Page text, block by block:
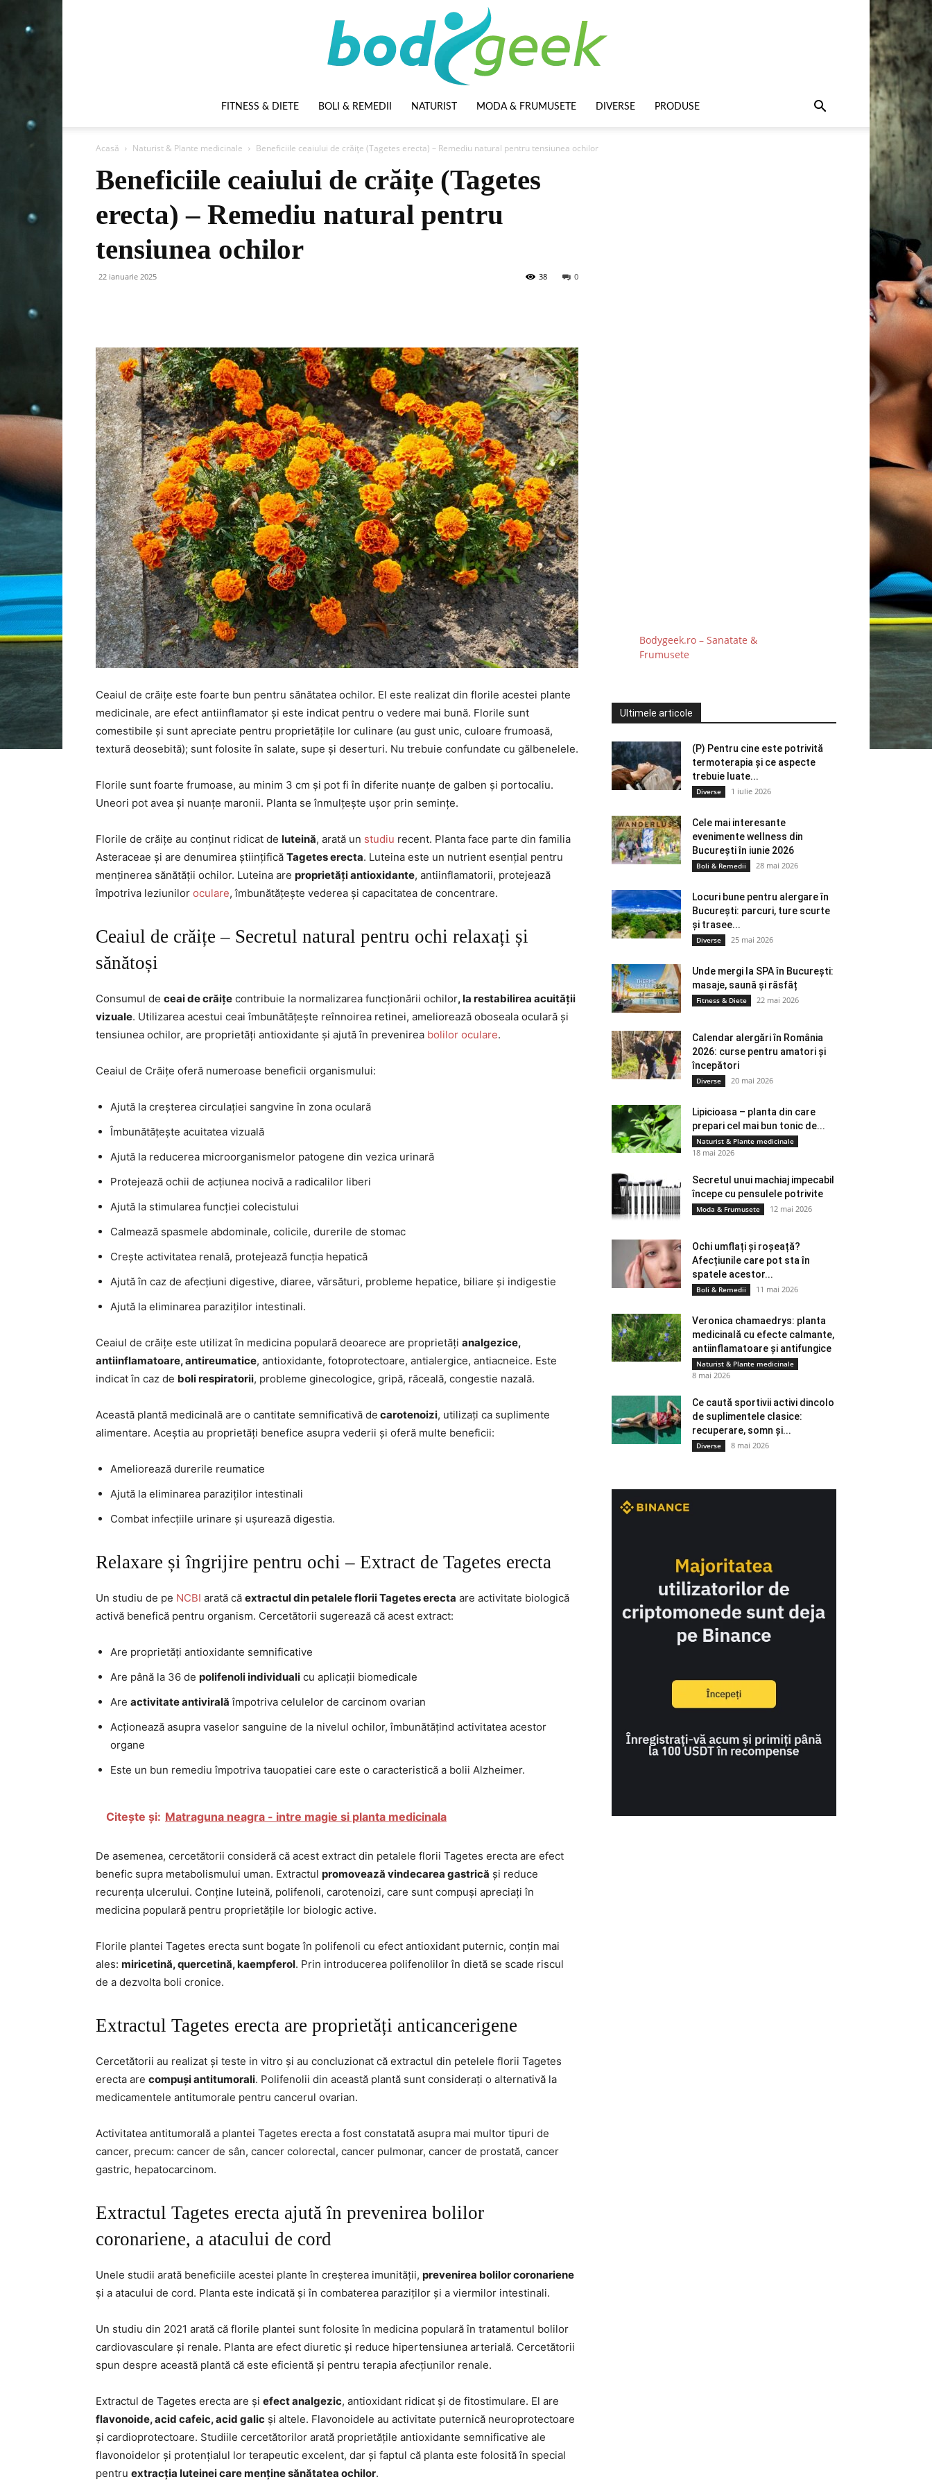
FITNESS & DIETE BOLI & REMEDII NATURIST MODA & FRUMUSETE DIVERSE PRODUSE
Acasă Naturist & Plante medicinale Beneficiile ceaiului de crăițe (Tagetes erecta) – Remediu natural pentru tensiunea ochilor
Beneficiile ceaiului de crăițe (Tagetes
erecta) – Remediu natural pentru
tensiunea ochilor
22 ianuarie 2025 0
38
Ceaiul de crăițe este foarte bun pentru sănătatea ochilor. El este realizat din florile acestei plante
medicinale, are efect antiinflamator și este indicat pentru o vedere mai bună. Florile sunt
comestibile și sunt apreciate pentru proprietățile lor culinare (au gust unic, culoare frumoasă,
textură deosebită); sunt folosite în salate, supe și deserturi. Nu trebuie confundate cu gălbenelele.
Florile sunt foarte frumoase, au minim 3 cm și pot fi în diferite nuanțe de galben și portocaliu.
Uneori pot avea și nuanțe maronii. Planta se înmulțește ușor prin semințe.
Florile de crăițe au conținut ridicat de luteină, arată un studiu recent. Planta face parte din familia
Asteraceae și are denumirea științifică Tagetes erecta. Luteina este un nutrient esențial pentru
menținerea sănătății ochilor. Luteina are proprietăți antioxidante, antiinflamatorii, protejează
împotriva leziunilor oculare, îmbunătățește vederea și capacitatea de concentrare.
Ceaiul de crăițe – Secretul natural pentru ochi relaxați și
sănătoși
Consumul de ceai de crăițe contribuie la normalizarea funcționării ochilor, la restabilirea acuității
vizuale. Utilizarea acestui ceai îmbunătățește reînnoirea retinei, ameliorează oboseala oculară și
tensiunea ochilor, are proprietăți antioxidante și ajută în prevenirea bolilor oculare.
Ceaiul de Crăițe oferă numeroase beneficii organismului:
Ajută la creșterea circulației sangvine în zona oculară
Îmbunătățește acuitatea vizuală
Ajută la reducerea microorganismelor patogene din vezica urinară
Protejează ochii de acțiunea nocivă a radicalilor liberi
Ajută la stimularea funcției colecistului
Calmează spasmele abdominale, colicile, durerile de stomac
Crește activitatea renală, protejează funcția hepatică
Ajută în caz de afecțiuni digestive, diaree, vărsături, probleme hepatice, biliare și indigestie
Ajută la eliminarea paraziților intestinali.
Ceaiul de crăițe este utilizat în medicina populară deoarece are proprietăți analgezice,
antiinflamatoare, antireumatice, antioxidante, fotoprotectoare, antialergice, antiacneice. Este
indicat în caz de boli respiratorii, probleme ginecologice, gripă, răceală, congestie nazală.
Această plantă medicinală are o cantitate semnificativă de carotenoizi, utilizați ca suplimente
alimentare. Aceștia au proprietăți benefice asupra vederii și oferă multe beneficii:
Ameliorează durerile reumatice
Ajută la eliminarea paraziților intestinali
Combat infecțiile urinare și ușurează digestia.
Relaxare și îngrijire pentru ochi – Extract de Tagetes erecta
Un studiu de pe NCBI arată că extractul din petalele florii Tagetes erecta are activitate biologică
activă benefică pentru organism. Cercetătorii sugerează că acest extract:
Are proprietăți antioxidante semnificative
Are până la 36 de polifenoli individuali cu aplicații biomedicale
Are activitate antivirală împotriva celulelor de carcinom ovarian
Acționează asupra vaselor sanguine de la nivelul ochilor, îmbunătățind activitatea acestor
organe
Este un bun remediu împotriva tauopatiei care este o caracteristică a bolii Alzheimer.
Citește și: Matraguna neagra - intre magie si planta medicinala
De asemenea, cercetătorii consideră că acest extract din petalele florii Tagetes erecta are efect
benefic supra metabolismului uman. Extractul promovează vindecarea gastrică și reduce
recurența ulcerului. Conține luteină, polifenoli, carotenoizi, care sunt compuși apreciați în
medicina populară pentru proprietățile lor biologic active.
Florile plantei Tagetes erecta sunt bogate în polifenoli cu efect antioxidant puternic, conțin mai
ales: miricetină, quercetină, kaempferol. Prin introducerea polifenolilor în dietă se scade riscul
de a dezvolta boli cronice.
Extractul Tagetes erecta are proprietăți anticancerigene
Cercetătorii au realizat și teste in vitro și au concluzionat că extractul din petelele florii Tagetes
erecta are compuși antitumorali. Polifenolii din această plantă sunt considerați o alternativă la
medicamentele antitumorale pentru cancerul ovarian.
Activitatea antitumorală a plantei Tagetes erecta a fost constatată asupra mai multor tipuri de
cancer, precum: cancer de sân, cancer colorectal, cancer pulmonar, cancer de prostată, cancer
gastric, hepatocarcinom.
Extractul Tagetes erecta ajută în prevenirea bolilor
coronariene, a atacului de cord
Unele studii arată beneficiile acestei plante în creșterea imunității, prevenirea bolilor coronariene
și a atacului de cord. Planta este indicată și în combaterea paraziților și a viermilor intestinali.
Un studiu din 2021 arată că florile plantei sunt folosite în medicina populară în tratamentul bolilor
cardiovasculare și renale. Planta are efect diuretic și reduce hipertensiunea arterială. Cercetătorii
spun despre această plantă că este eficientă și pentru terapia afecțiunilor renale.
Extractul de Tagetes erecta are și efect analgezic, antioxidant ridicat și de fitostimulare. El are
flavonoide, acid cafeic, acid galic și altele. Flavonoidele au activitate puternică neuroprotectoare
și cardioprotectoare. Studiile cercetătorilor arată proprietățile antioxidante semnificative ale
flavonoidelor și protențialul lor terapeutic excelent, dar și faptul că planta este folosită în special
pentru extracția luteinei care menține sănătatea ochilor.
Bodygeek.ro – Sanatate &
Frumusete
Ultimele articole
(P) Pentru cine este potrivită
termoterapia și ce aspecte
trebuie luate...
Diverse 1 iulie 2026
Cele mai interesante
evenimente wellness din
București în iunie 2026
Boli & Remedii 28 mai 2026
Locuri bune pentru alergare în
București: parcuri, ture scurte
și trasee...
Diverse 25 mai 2026
Unde mergi la SPA în București:
masaje, saună și răsfăț
Fitness & Diete 22 mai 2026
Calendar alergări în România
2026: curse pentru amatori și
începători
Diverse 20 mai 2026
Lipicioasa – planta din care
prepari cel mai bun tonic de...
Naturist & Plante medicinale
18 mai 2026
Secretul unui machiaj impecabil
începe cu pensulele potrivite
Moda & Frumusete 12 mai 2026
Ochi umflați și roșeață?
Afecțiunile care pot sta în
spatele acestor...
Boli & Remedii 11 mai 2026
Veronica chamaedrys: planta
medicinală cu efecte calmante,
antiinflamatoare și antifungice
Naturist & Plante medicinale
8 mai 2026
Ce caută sportivii activi dincolo
de suplimentele clasice:
recuperare, somn și...
Diverse 8 mai 2026